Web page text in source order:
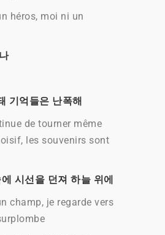
héros, moi ni un
기억들은 난폭해
de tourner même
les souvenirs sont
시선을 던져 하늘 위에
champ, je regarde vers